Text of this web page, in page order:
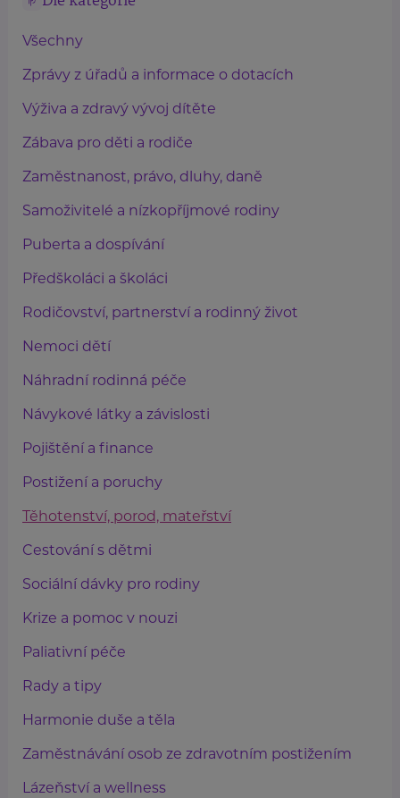
Všechny
Zprávy z úřadů a informace o dotacích
Výživa a zdravý vývoj dítěte
Zábava pro děti a rodiče
Zaměstnanost, právo, dluhy, daně
Samoživitelé a nízkopříjmové rodiny
Puberta a dospívání
Předškoláci a školáci
Rodičovství, partnerství a rodinný život
Nemoci dětí
Náhradní rodinná péče
Návykové látky a závislosti
Pojištění a finance
Postižení a poruchy
Těhotenství, porod, mateřství
Cestování s dětmi
Sociální dávky pro rodiny
Krize a pomoc v nouzi
Paliativní péče
Rady a tipy
Harmonie duše a těla
Zaměstnávání osob ze zdravotním postižením
Lázeňství a wellness